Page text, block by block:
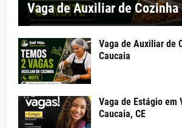
Vaga de Auxiliar de Cozinha
Vaga de Auxiliar de
Caucaia
Vaga de Estágio em
Caucaia, CE